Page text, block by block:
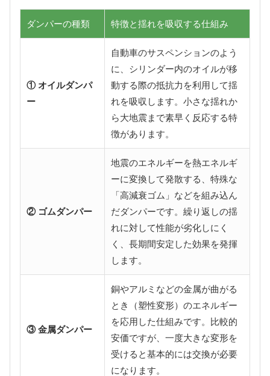
ダンパーの種類 特徴と揺れを吸収する仕組み
① オイルダンパ
ー
自動車のサスペンションのよう
に、シリンダー内のオイルが移
動する際の抵抗力を利用して揺
れを吸収します。小さな揺れか
ら大地震まで素早く反応する特
徴があります。
② ゴムダンパー
地震のエネルギーを熱エネルギ
ーに変換して発散する、特殊な
「高減衰ゴム」などを組み込ん
だダンパーです。繰り返しの揺
れに対して性能が劣化しにく
く、長期間安定した効果を発揮
します。
③ 金属ダンパー
銅やアルミなどの金属が曲がる
とき（塑性変形）のエネルギー
を応用した仕組みです。比較的
安価ですが、一度大きな変形を
受けると基本的には交換が必要
になります。